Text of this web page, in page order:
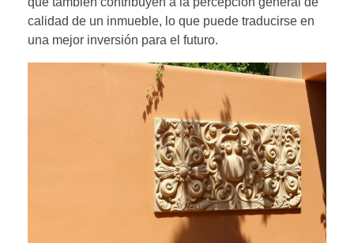
calidad de un inmueble, lo que puede traducirse en
una mejor inversión para el futuro.